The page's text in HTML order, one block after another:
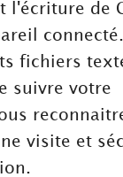
l'écriture de
fichiers
suivre votre
visite et